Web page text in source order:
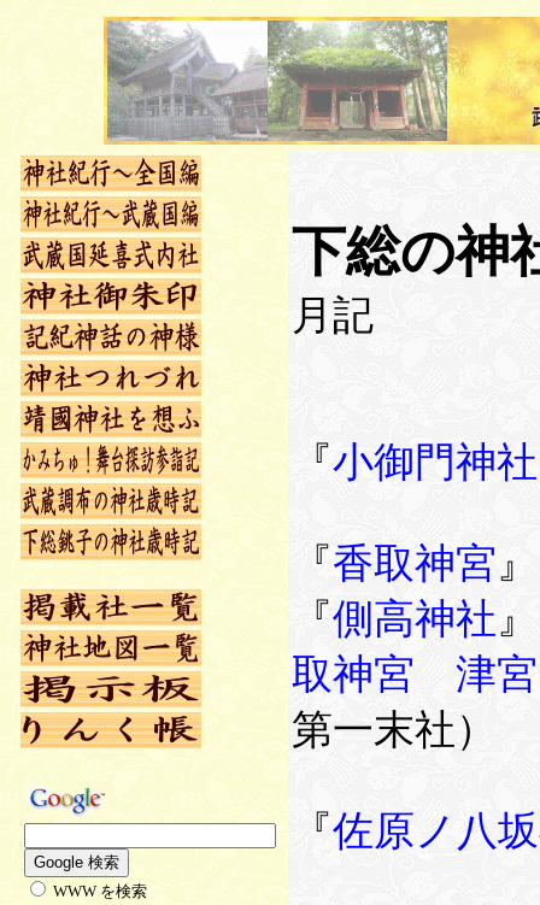
WWW を検索
下総の神
月記
『小御門神社
『香取神宮
『側高神社
取神宮 津宮
第一末社）
『佐原ノ八